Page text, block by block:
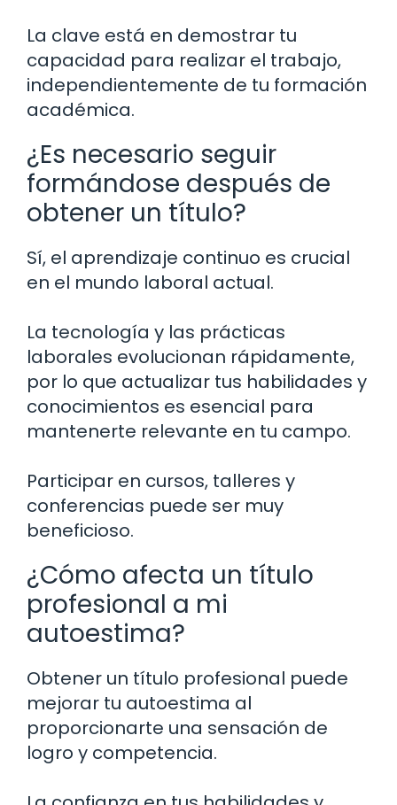
La clave está en demostrar tu
capacidad para realizar el trabajo,
independientemente de tu formación
académica.
¿Es necesario seguir
formándose después de
obtener un título?
Sí, el aprendizaje continuo es crucial
en el mundo laboral actual.
La tecnología y las prácticas
laborales evolucionan rápidamente,
por lo que actualizar tus habilidades y
conocimientos es esencial para
mantenerte relevante en tu campo.
Participar en cursos, talleres y
conferencias puede ser muy
beneficioso.
¿Cómo afecta un título
profesional a mi
autoestima?
Obtener un título profesional puede
mejorar tu autoestima al
proporcionarte una sensación de
logro y competencia.